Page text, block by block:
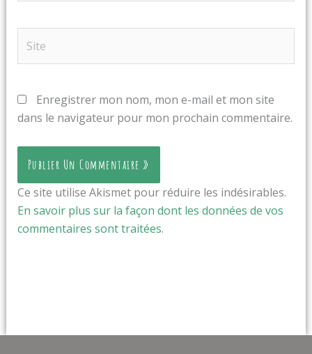
Enregistrer mon nom, mon e-mail et mon site
dans le navigateur pour mon prochain commentaire.
Ce site utilise Akismet pour réduire les indésirables.
En savoir plus sur la façon dont les données de vos
commentaires sont traitées.